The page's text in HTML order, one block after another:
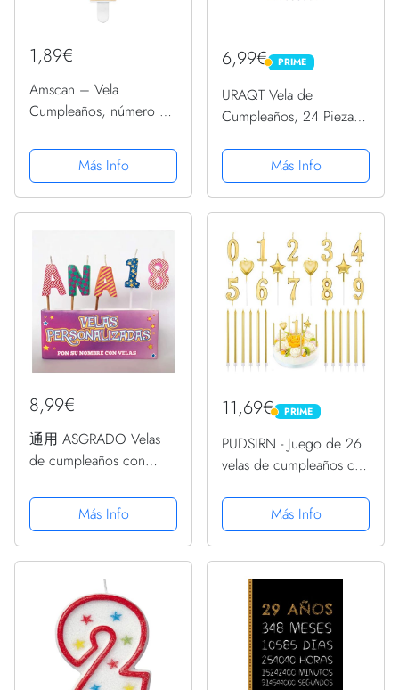
1,89€
Amscan – Vela
Cumpleaños, número 9,
Más Info
6,99€ PRIME
PRIME
URAQT Vela de
Cumpleaños, 24 Piezas
Metálicas para Cupcakes
en Soportes, Velas
Doradas Largas y Finas
Bodas, Fiesta,...
Más Info
8,99€
通用 ASGRADO Velas
de cumpleaños con
Colores,Regalo de
cumpleaños,
Personalizadas
Más Info
11,69€ PRIME
PRIME
PUDSIRN - Juego de 26
velas de cumpleaños con
decoración para tartas
con purpurina, número
0-9, con 16 velas de
corazón,...
Más Info